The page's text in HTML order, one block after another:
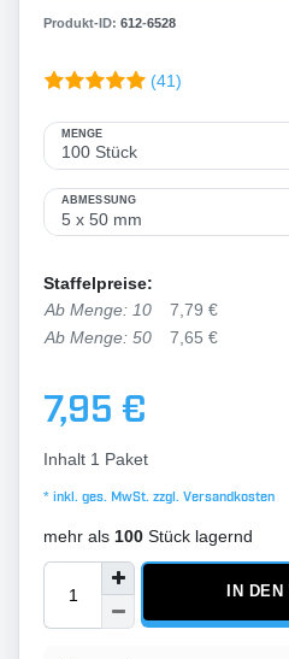
Produkt-ID: 612-6528
(41)
MENGE
ABMESSUNG
Staffelpreise:
Ab Menge: 10
7,79 €
Ab Menge: 50
7,65 €
7,95 €
Inhalt 1 Paket
* inkl. ges. MwSt. zzgl. Versandkosten
mehr als 100 Stück lagernd
IN